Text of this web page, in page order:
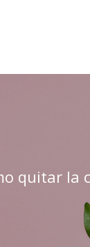
quitar la